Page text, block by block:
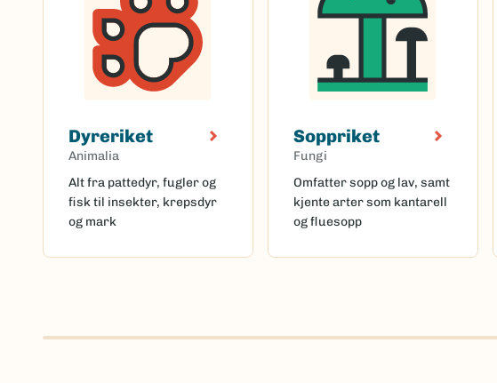
Dyreriket
Animalia
Alt fra pattedyr, fugler og
fisk til insekter, krepsdyr
og mark
Soppriket
Fungi
Omfatter sopp og lav, samt
kjente arter som kantarell
og fluesopp